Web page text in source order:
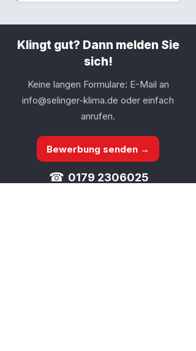
Klingt gut? Dann melden Sie
sich!
Keine langen Formulare: E-Mail an
info@selinger-klima.de oder einfach
anrufen.
Bewerbung senden →
☎ 0179 2306025